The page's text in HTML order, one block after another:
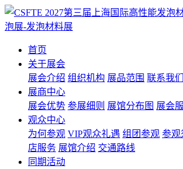
首页
关于展会
展会介绍 组织机构 展品范围 联系我们
展商中心
展会优势 参展细则 展馆分布图 展会
观众中心
为何参观 VIP观众礼遇 组团参观 参观
店服务 展馆介绍 交通路线
同期活动